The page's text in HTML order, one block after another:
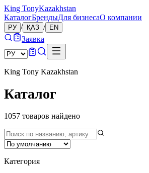
King TonyKazakhstan
КаталогБрендыДля бизнесаО компании
РУ / ҚАЗ / EN
Заявка
King Tony Kazakhstan
Каталог
1057 товаров найдено
Категория